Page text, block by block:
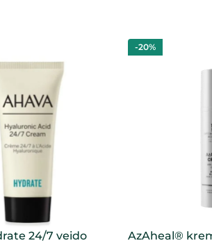
24/7 veido
-20%
AzAheal®